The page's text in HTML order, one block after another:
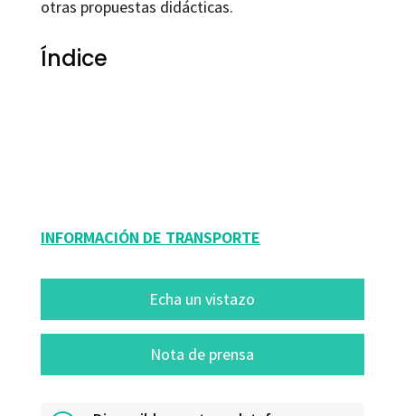
otras propuestas didácticas.
Índice
INFORMACIÓN DE TRANSPORTE
Echa un vistazo
Nota de prensa